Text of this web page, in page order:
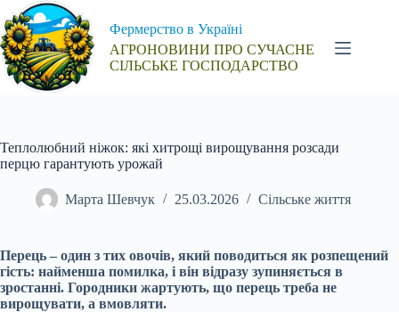
Перейти
до
вмісту
Фермерство в Україні
АГРОНОВИНИ ПРО СУЧАСНЕ
СІЛЬСЬКЕ ГОСПОДАРСТВО
Теплолюбний ніжок: які хитрощі вирощування розсади
перцю гарантують урожай
Марта Шевчук 25.03.2026 Сільське життя
Перець – один з тих овочів, який поводиться як розпещений
гість: найменша помилка, і він відразу зупиняється в
зростанні. Городники жартують, що перець треба не
вирощувати, а вмовляти.